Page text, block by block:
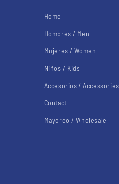
Home
Hombres / Men
Mujeres / Women
Niños / Kids
Accesorios / Accessories
Contact
Mayoreo / Wholesale